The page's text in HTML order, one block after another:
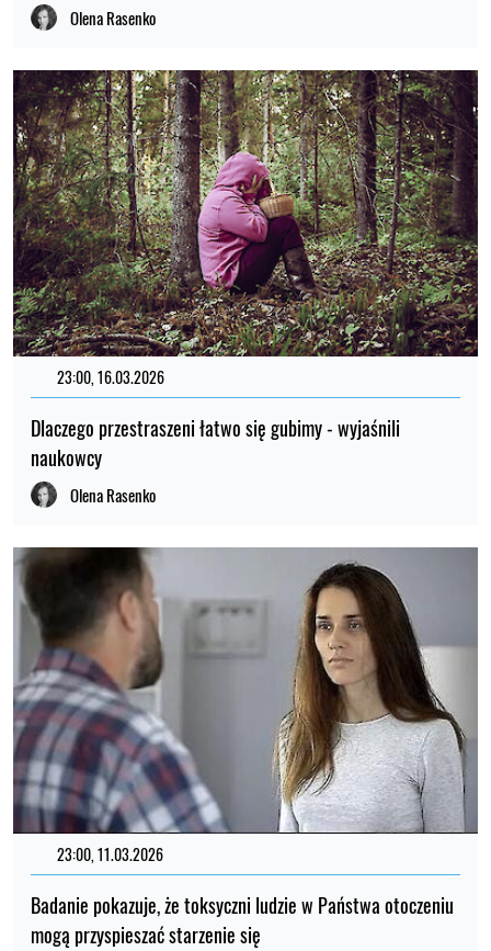
Olena Rasenko
23:00, 16.03.2026
Dlaczego przestraszeni łatwo się gubimy - wyjaśnili
naukowcy
Olena Rasenko
23:00, 11.03.2026
Badanie pokazuje, że toksyczni ludzie w Państwa otoczeniu
mogą przyspieszać starzenie się